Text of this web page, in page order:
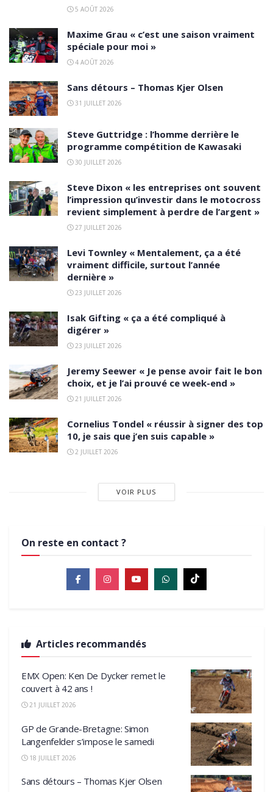
5 AOÛT 2026
Maxime Grau « c’est une saison vraiment
spéciale pour moi »
4 AOÛT 2026
Sans détours – Thomas Kjer Olsen
31 JUILLET 2026
Steve Guttridge : l’homme derrière le
programme compétition de Kawasaki
30 JUILLET 2026
Steve Dixon « les entreprises ont souvent
l’impression qu’investir dans le motocross
revient simplement à perdre de l’argent »
27 JUILLET 2026
Levi Townley « Mentalement, ça a été
vraiment difficile, surtout l’année
dernière »
23 JUILLET 2026
Isak Gifting « ça a été compliqué à
digérer »
23 JUILLET 2026
Jeremy Seewer « Je pense avoir fait le bon
choix, et je l’ai prouvé ce week-end »
21 JUILLET 2026
Cornelius Tondel « réussir à signer des top
10, je sais que j’en suis capable »
2 JUILLET 2026
VOIR PLUS
On reste en contact ?
Articles recommandés
EMX Open: Ken De Dycker remet le
couvert à 42 ans !
21 JUILLET 2026
GP de Grande-Bretagne: Simon
Langenfelder s’impose le samedi
18 JUILLET 2026
Sans détours – Thomas Kjer Olsen